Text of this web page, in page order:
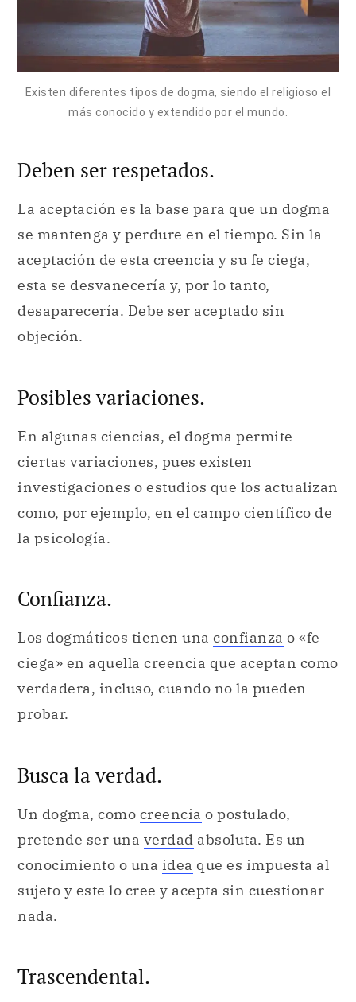
Existen diferentes tipos de dogma, siendo el religioso el
más conocido y extendido por el mundo.
Deben ser respetados.
La aceptación es la base para que un dogma
se mantenga y perdure en el tiempo. Sin la
aceptación de esta creencia y su fe ciega,
esta se desvanecería y, por lo tanto,
desaparecería. Debe ser aceptado sin
objeción.
Posibles variaciones.
En algunas ciencias, el dogma permite
ciertas variaciones, pues existen
investigaciones o estudios que los actualizan
como, por ejemplo, en el campo científico de
la psicología.
Confianza.
Los dogmáticos tienen una confianza o «fe
ciega» en aquella creencia que aceptan como
verdadera, incluso, cuando no la pueden
probar.
Busca la verdad.
Un dogma, como creencia o postulado,
pretende ser una verdad absoluta. Es un
conocimiento o una idea que es impuesta al
sujeto y este lo cree y acepta sin cuestionar
nada.
Trascendental.